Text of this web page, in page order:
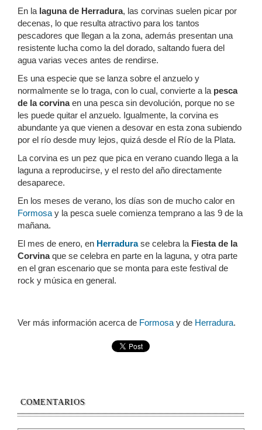
En la laguna de Herradura, las corvinas suelen picar por
decenas, lo que resulta atractivo para los tantos
pescadores que llegan a la zona, además presentan una
resistente lucha como la del dorado, saltando fuera del
agua varias veces antes de rendirse.
Es una especie que se lanza sobre el anzuelo y
normalmente se lo traga, con lo cual, convierte a la pesca
de la corvinaen una pesca sin devolución, porque no se
les puede quitar el anzuelo. Igualmente, la corvina es
abundante ya que vienen a desovar en esta zona subiendo
por el río desde muy lejos, quizá desde el Río de la Plata.
La corvina es un pez que pica en verano cuando llega a la
laguna a reproducirse, y el resto del año directamente
desaparece.
En los meses de verano, los días son de mucho calor en
Formosa y la pesca suele comienza temprano a las 9 de la
mañana.
El mes de enero, en Herradurase celebra la Fiesta de la
Corvinaque se celebra en parte en la laguna, y otra parte
en el gran escenario que se monta para este festival de
rock y música en general.
Ver más información acerca de Formosa y de Herradura.
COMENTARIOS